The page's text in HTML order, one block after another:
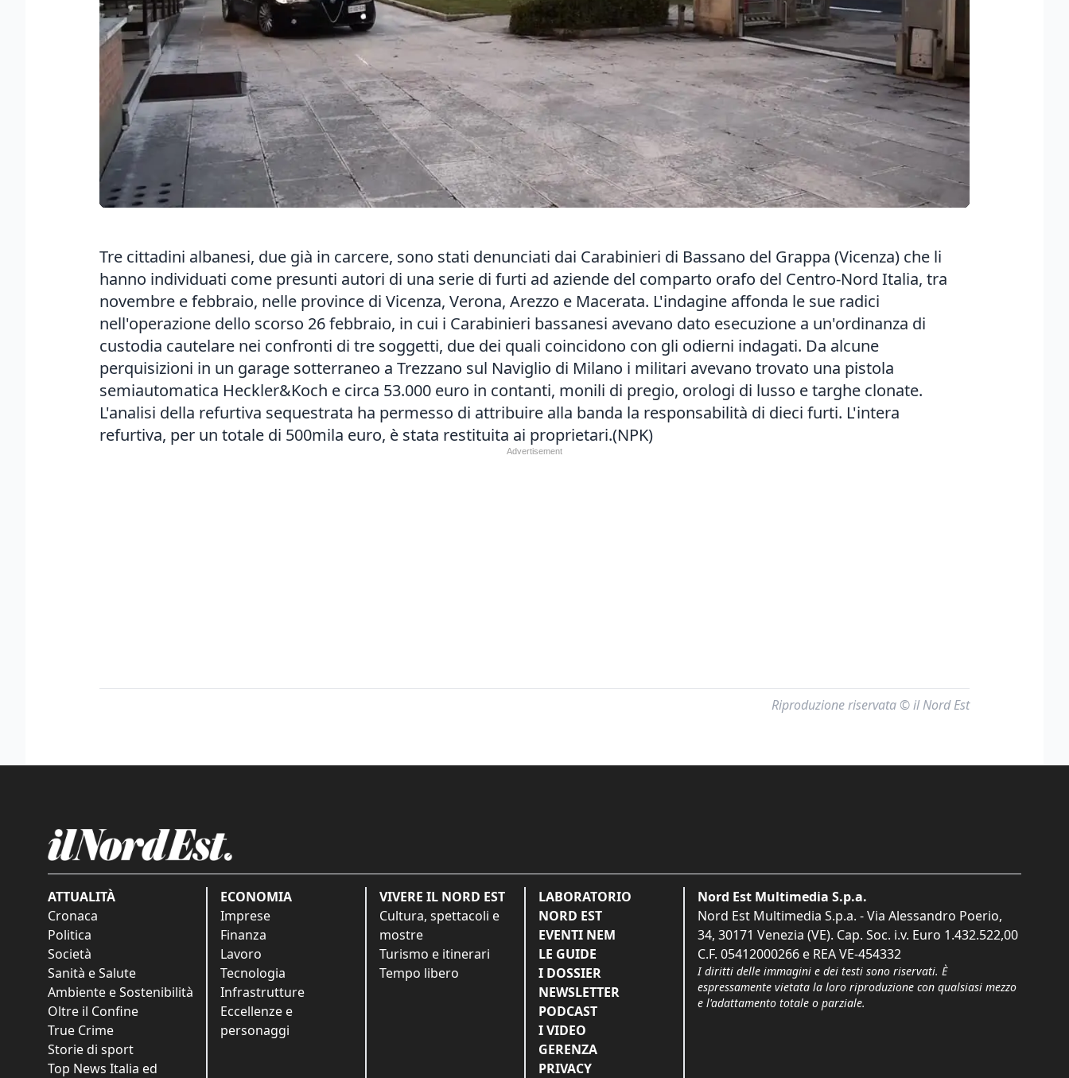
Tre cittadini albanesi, due già in carcere, sono stati denunciati dai Carabinieri di Bassano del Grappa (Vicenza) che li
hanno individuati come presunti autori di una serie di furti ad aziende del comparto orafo del Centro-Nord Italia, tra
novembre e febbraio, nelle province di Vicenza, Verona, Arezzo e Macerata. L'indagine affonda le sue radici
nell'operazione dello scorso 26 febbraio, in cui i Carabinieri bassanesi avevano dato esecuzione a un'ordinanza di
custodia cautelare nei confronti di tre soggetti, due dei quali coincidono con gli odierni indagati. Da alcune
perquisizioni in un garage sotterraneo a Trezzano sul Naviglio di Milano i militari avevano trovato una pistola
semiautomatica Heckler&Koch e circa 53.000 euro in contanti, monili di pregio, orologi di lusso e targhe clonate.
L'analisi della refurtiva sequestrata ha permesso di attribuire alla banda la responsabilità di dieci furti. L'intera
refurtiva, per un totale di 500mila euro, è stata restituita ai proprietari.(NPK)
Riproduzione riservata © il Nord Est
ATTUALITÀ
Cronaca
Politica
Società
Sanità e Salute
Ambiente e Sostenibilità
Oltre il Confine
True Crime
Storie di sport
Top News Italia ed
ECONOMIA
Imprese
Finanza
Lavoro
Tecnologia
Infrastrutture
Eccellenze e
personaggi
VIVERE IL NORD EST
Cultura, spettacoli e
mostre
Turismo e itinerari
Tempo libero
LABORATORIO
NORD EST
EVENTI NEM
LE GUIDE
I DOSSIER
NEWSLETTER
PODCAST
I VIDEO
GERENZA
PRIVACY
Nord Est Multimedia S.p.a.
Nord Est Multimedia S.p.a. - Via Alessandro Poerio,
34, 30171 Venezia (VE). Cap. Soc. i.v. Euro 1.432.522,00
C.F. 05412000266 e REA VE-454332
I diritti delle immagini e dei testi sono riservati. È
espressamente vietata la loro riproduzione con qualsiasi mezzo
e l'adattamento totale o parziale.